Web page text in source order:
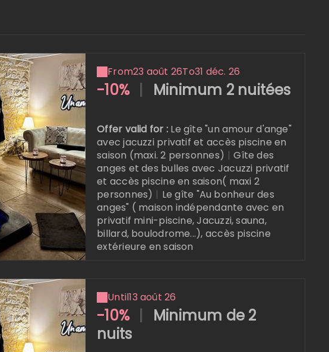
From23 août 26To31 déc. 26
-10% Minimum 2 nuitées
Offer valid for : Le gîte "un amour d'ange"
avec jacuzzi privatif et accès piscine en
saison (maxi. 2 personnes) | Gîte des
anges et des bulles avec Jacuzzi privatif
et accès piscine en saison( maxi 2
personnes) | Le gîte "Au bonheur des
anges" ( maison indépendante avec en
privatif mini-piscine, Jacuzzi, sauna,
billard, boulodrome...), accès piscine
extérieure en saison
Online reservation
Until13 août 26
-10%
Minimum de 2
nuits